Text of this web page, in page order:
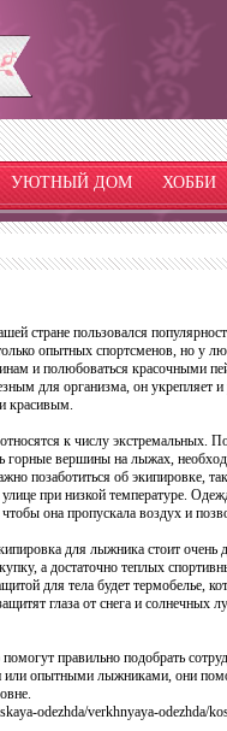
УЮТНЫЙ ДОМ ХОББИ
стране пользовался
опытных спортсменов, но у
и полюбоваться красочными
для организма, он укрепляет и
красивым.
к числу экстремальных.
горные вершины на лыжах,
позаботиться об экипировке,
при низкой температуре.
она пропускала воздух и
для лыжника стоит очень
а достаточно теплых
для тела будет термобелье,
глаза от снега и солнечных
правильно подобрать
или опытными лыжниками, они
odezhda/verkhnyaya-odezhda/